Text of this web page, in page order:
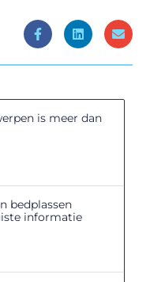
is meer dan
bedplassen
informatie